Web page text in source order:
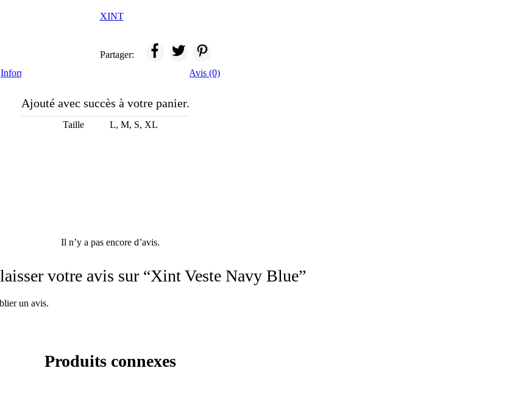
XINT
Partager:
Informations complémentaires
Avis (0)
Taille L, M, S, XL
Il n’y a pas encore d’avis.
votre avis sur “Xint Veste Navy Blue”
un avis.
Produits connexes
Ajouté avec succès à votre panier.